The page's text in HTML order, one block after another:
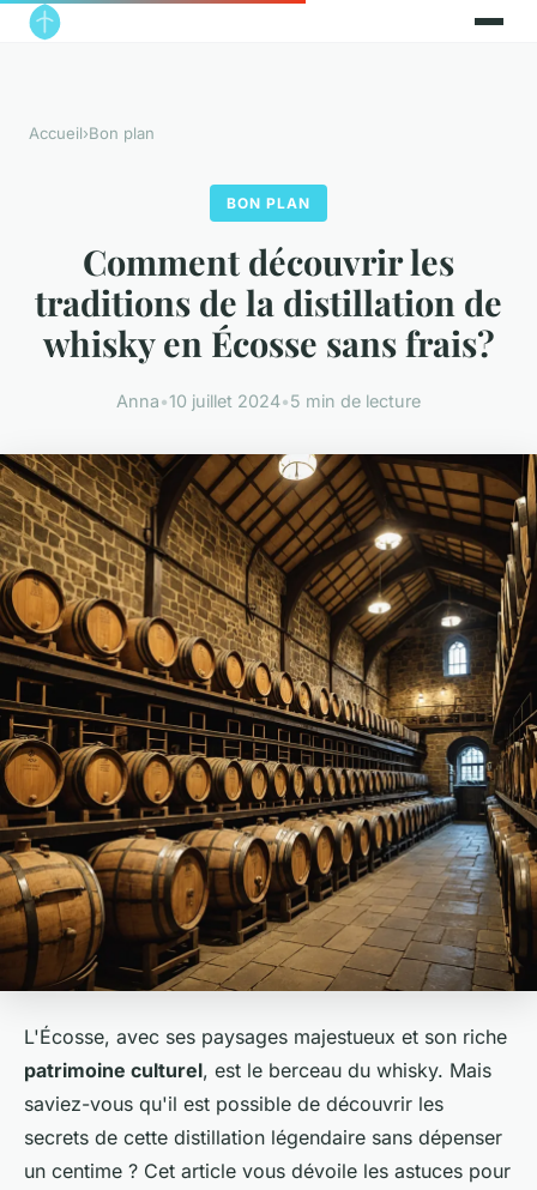
Accueil›Bon plan
BON PLAN
Comment découvrir les
traditions de la distillation de
whisky en Écosse sans frais?
Anna•10 juillet 2024•5 min de lecture
L'Écosse, avec ses paysages majestueux et son riche
patrimoine culturel, est le berceau du whisky. Mais
saviez-vous qu'il est possible de découvrir les
secrets de cette distillation légendaire sans dépenser
un centime ? Cet article vous dévoile les astuces pour